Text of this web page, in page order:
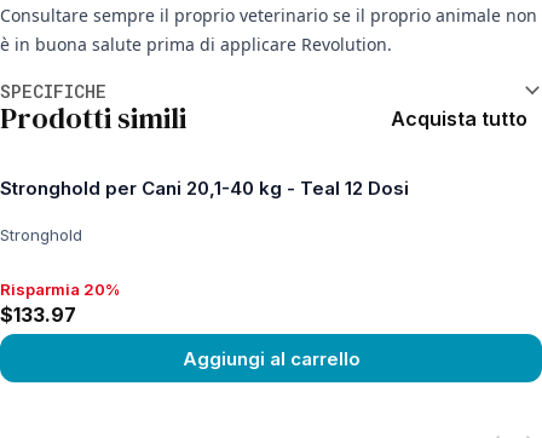
Consultare sempre il proprio veterinario se il proprio animale non
è in buona salute prima di applicare Revolution.
SPECIFICHE
Prodotti simili Acquista tutto
Stronghold per Cani 20,1-40 kg - Teal 12 Dosi
Stronghold
Risparmia 20%, $133.97
Risparmia 20%
$133.97
Aggiungi al carrello